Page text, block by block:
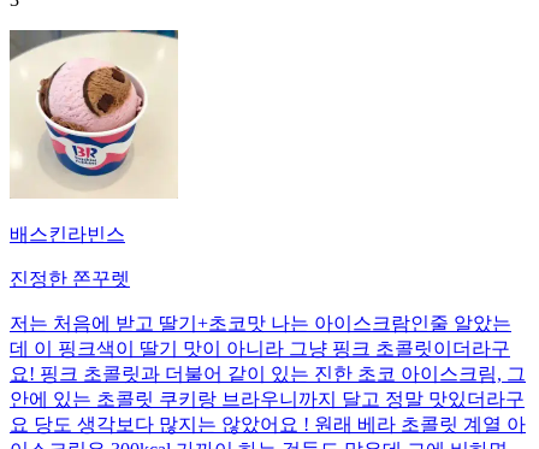
배스킨라빈스
진정한 쫀꾸렛
저는 처음에 받고 딸기+초코맛 나는 아이스크람인줄 알았는
데 이 핑크색이 딸기 맛이 아니라 그냥 핑크 초콜릿이더라구
요! 핑크 초콜릿과 더불어 같이 있는 진한 초코 아이스크림, 그
안에 있는 초콜릿 쿠키랑 브라우니까지 달고 정말 맛있더라구
요 당도 생각보다 많지는 않았어요 ! 원래 베라 초콜릿 계열 아